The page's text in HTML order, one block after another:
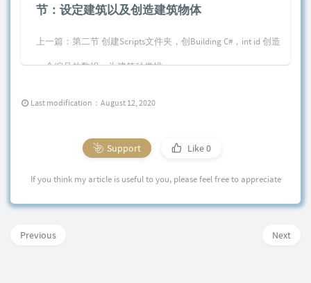
节：设定建筑以及创造建筑物体
上一篇：第二节 创建Scripts文件夹，创Building C#，int id 创造
一个编号放数组，为建筑种类排...
Last modification：August 12, 2020
Support Like0
If you think my article is useful to you, please feel free to appreciate
Next
Previous